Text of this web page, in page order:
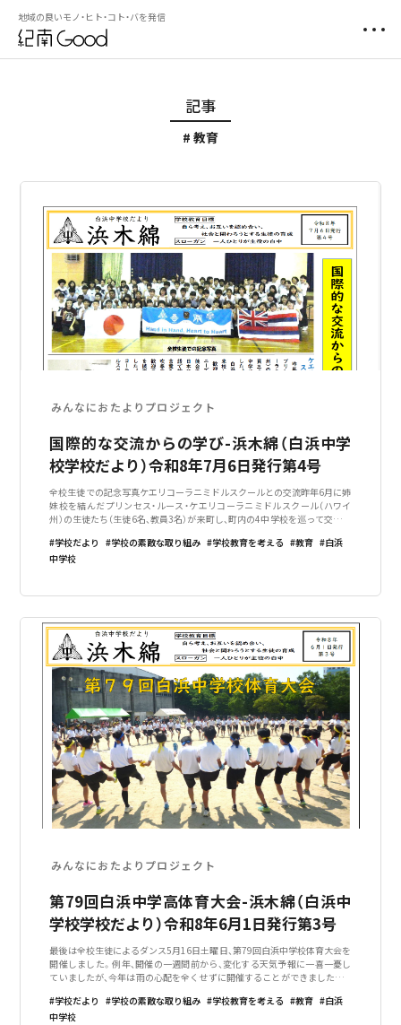
地域の良いモノ・ヒト・コト・バを発信
記事
教育
みんなにおたよりプロジェクト
国際的な交流からの学び-浜木綿（白浜中学
校学校だより）令和8年7月6日発行第4号
全校生徒での記念写真ケエリコーラニミドルスクールとの交流昨年6月に姉
妹校を結んだプリンセス・ルース・ケエリコーラニミドルスクール（ハワイ
州）の生徒たち（生徒6名、教員3名）が来町し、町内の4中学校を巡って交流を
生徒会役員が日本語と
学校だより 学校の素敵な取り組み 学校教育を考える 教育
白浜
中学校
みんなにおたよりプロジェクト
第79回白浜中学高体育大会-浜木綿（白浜中
学校学校だより）令和8年6月1日発行第3号
最後は全校生徒によるダンス5月16日土曜日、第79回白浜中学校体育大会を
開催しました。例年、開催の一週間前から、変化する天気予報に一喜一憂し
ていましたが、今年は雨の心配を全くせずに開催することができました。当
声援をおくってくださいま
学校だより 学校の素敵な取り組み 学校教育を考える 教育
白浜
中学校